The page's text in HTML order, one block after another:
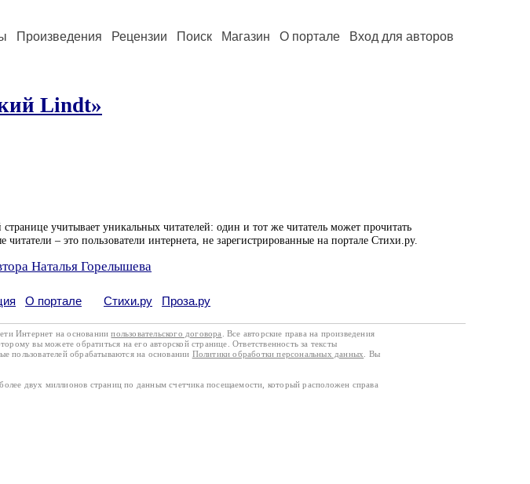
Произведения Рецензии Поиск Магазин О портале Вход для авторов
Lindt»
учитывает уникальных читателей: один и тот же читатель может прочитать
– это пользователи интернета, не зарегистрированные на портале Стихи.ру.
Наталья Горелышева
О портале Стихи.ру Проза.ру
Интернет на основаниипользовательского договора
. Все авторские права на произведения
вы можете обратиться на его авторской странице. Ответственность за тексты
пользователей обрабатываются на основании Политики обработки персональных данных
. Вы
двух миллионов страниц по данным счетчика посещаемости, который расположен справа